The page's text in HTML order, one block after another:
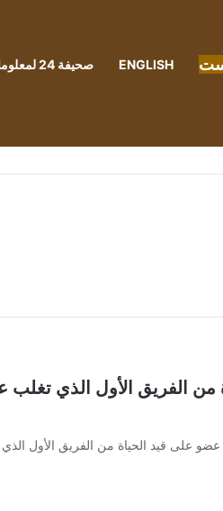
ENGLISH صحيفة 24 لمعلوماتك
من الفريق الأول الذي
عضو على قيد الحياة من الفريق الأول